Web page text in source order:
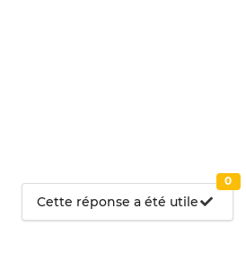
Cette réponse a été utile
0